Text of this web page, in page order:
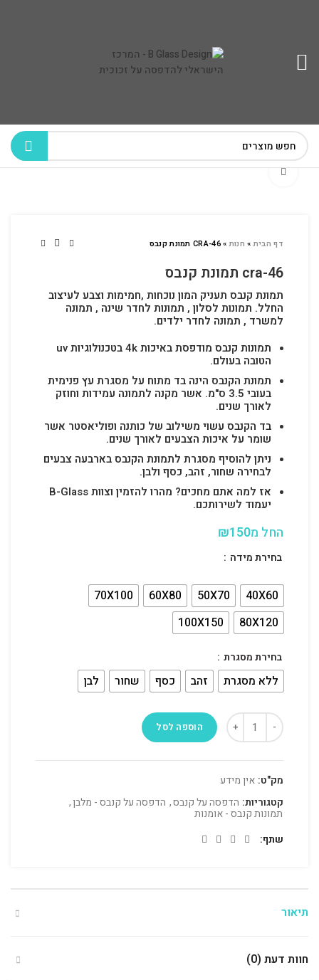
לחץ להגדלה
דף הבית» חנות»CRA-46 תמונת קנבס
cra-46 תמונת קנבס
תמונת קנבס תעניק המון נוכחות ,חמימות וצבע לעיצוב
החלל. תמונות לסלון , תמונות לחדר שינה , תמונה
למשרד , תמונה לחדר ילדים.
תמונות קנבס מודפסת באיכות 4k בטכנולוגיות uv
הטובה בעולם.
תמונת הקנבס הינה בד מתוח על מסגרת עץ פנימית
בעובי 3.5 ס"מ. אשר מקנה לתמונה עמידות וחוזק
לאורך שנים.
בד הקנבס עשוי משילוב של כותנה ופוליאסטר אשר
שומר על איכות הצבעים לאורך שנים.
ניתן להוסיף מסגרת לתמונת הקנבס בארבעה צבעים
לבחירה שחור, זהב, כסף ולבן.
אז למה אתם מחכים? מהרו להזמין וצוות B-Glass
יעמוד לשירותכם.
החל מ ₪150
בחירת מידה
40X60
50X70
60X80
70X100
80X120
100X150
בחירת מסגרת
ללא מסגרת זהב כסף שחור לבן
הוספה לסל
מק"ט: אין מידע
קטגוריות: הדפסה על קנבס, הדפסה על קנבס - מלבן,
תמונות קנבס - אומנות
שתף
תיאור
חוות דעת (0)